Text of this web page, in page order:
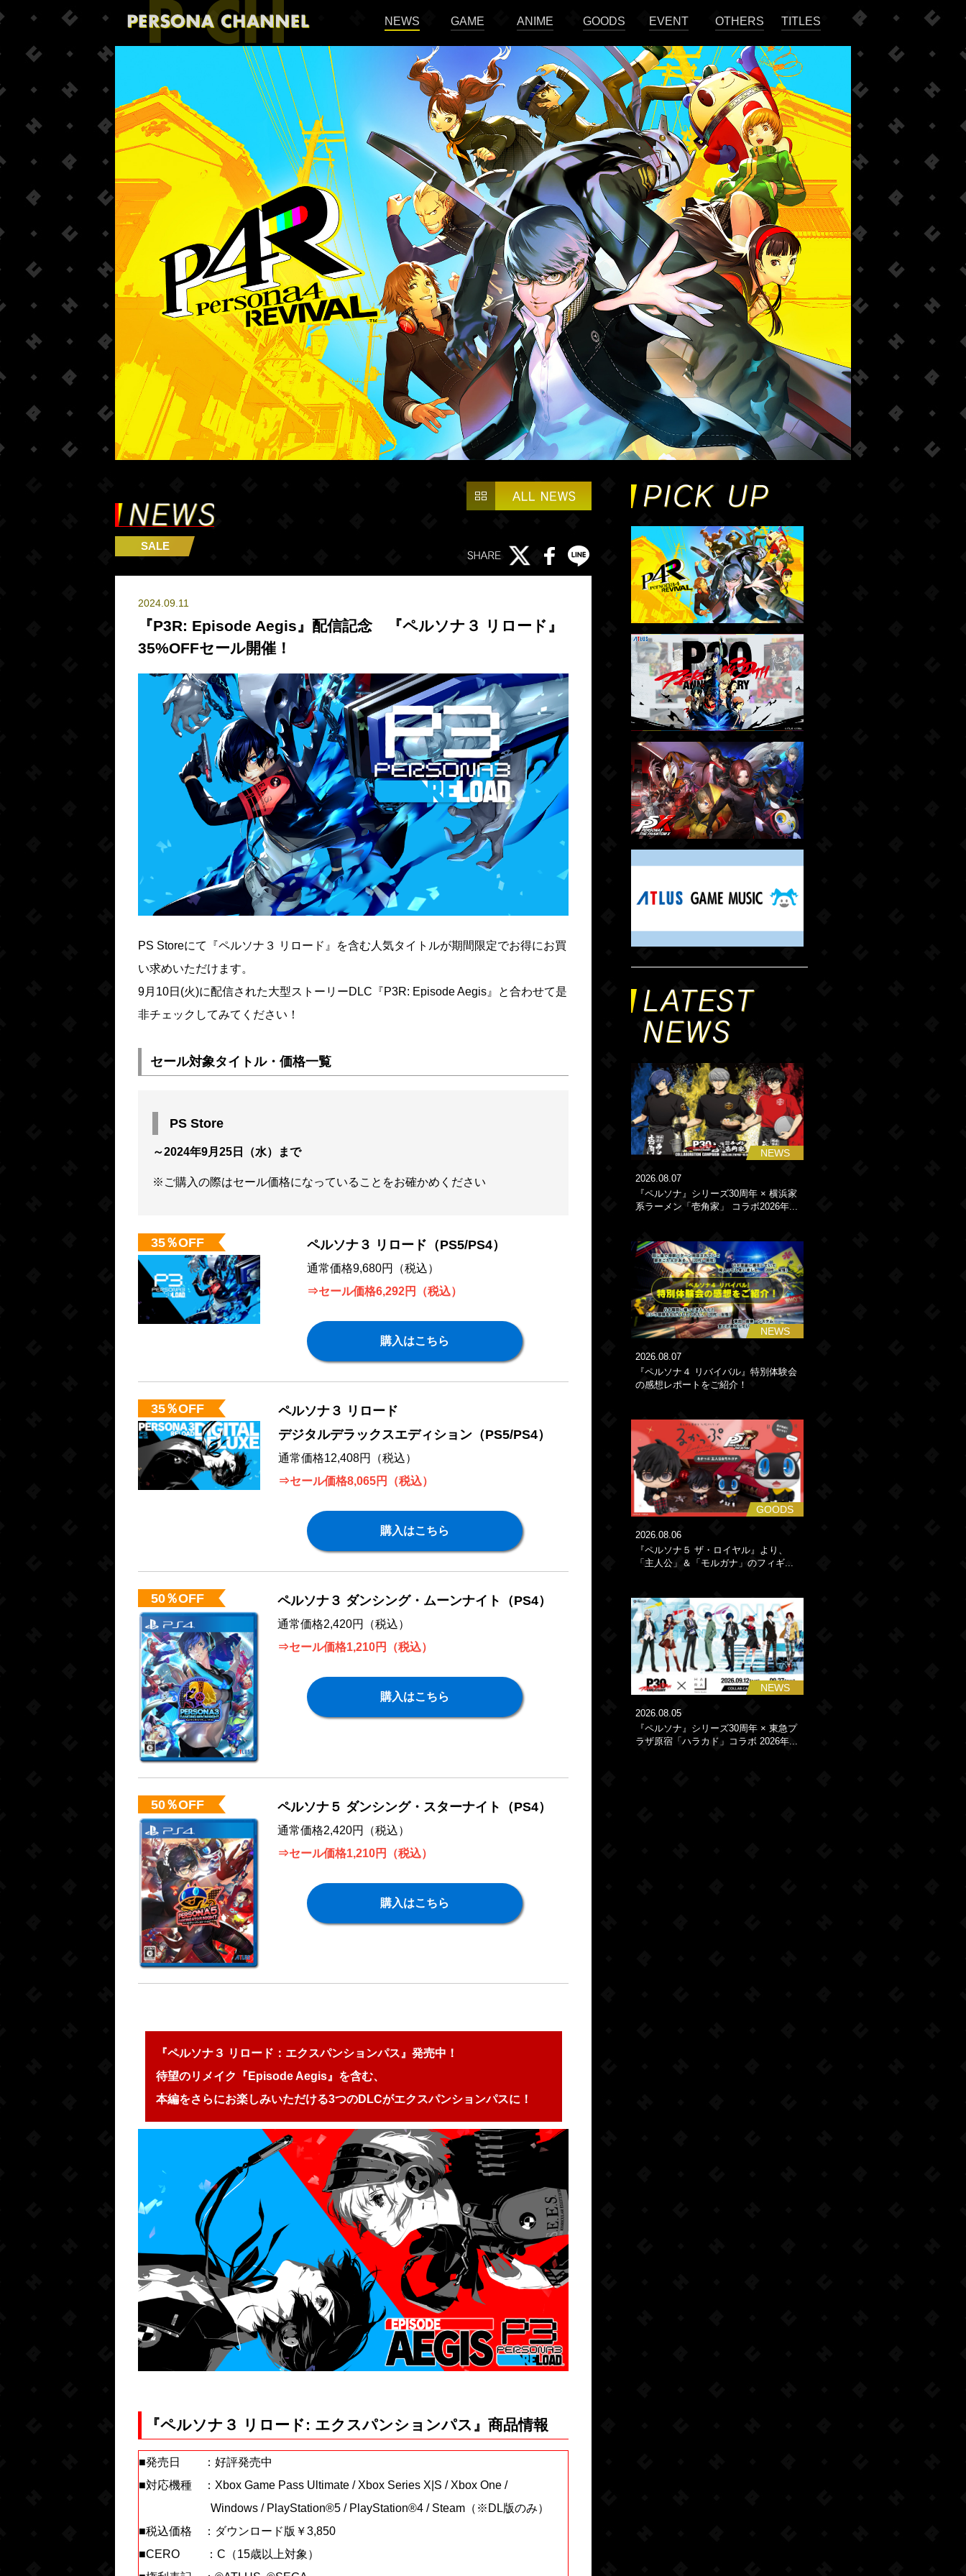
NEWS GAME ANIME GOODS EVENT OTHERS TITLES
SALE
2024.09.11
『P3R: Episode Aegis』配信記念 『ペルソナ３ リロード』
35%OFFセール開催！
PS Storeにて『ペルソナ３ リロード』を含む人気タイトルが期間限定でお得にお買
い求めいただけます。
9月10日(火)に配信された大型ストーリーDLC『P3R: Episode Aegis』と合わせて是
非チェックしてみてください！
セール対象タイトル・価格一覧
PS Store
～2024年9月25日（水）まで
※ご購入の際はセール価格になっていることをお確かめください
35％OFF ペルソナ３ リロード（PS5/PS4）
通常価格9,680円（税込）
⇒セール価格6,292円（税込）
購入はこちら
35％OFF
ペルソナ３ リロード
デジタルデラックスエディション（PS5/PS4）
通常価格12,408円（税込）
⇒セール価格8,065円（税込）
購入はこちら
50％OFF ペルソナ３ ダンシング・ムーンナイト（PS4）
通常価格2,420円（税込）
⇒セール価格1,210円（税込）
購入はこちら
50％OFF ペルソナ５ ダンシング・スターナイト（PS4）
通常価格2,420円（税込）
⇒セール価格1,210円（税込）
購入はこちら
『ペルソナ３ リロード：エクスパンションパス』発売中！
待望のリメイク『Episode Aegis』を含む、
本編をさらにお楽しみいただける3つのDLCがエクスパンションパスに！
『ペルソナ３ リロード: エクスパンションパス』商品情報
■発売日 ：好評発売中
■対応機種 ：Xbox Game Pass Ultimate / Xbox Series X|S / Xbox One /
Windows / PlayStation®5 / PlayStation®4 / Steam（※DL版のみ）
■税込価格 ：ダウンロード版￥3,850
■CERO ：C（15歳以上対象）
NEWS
2026.08.07
『ペルソナ』シリーズ30周年 × 横浜家
系ラーメン「壱角家」 コラボ2026年...
NEWS
2026.08.07
『ペルソナ４ リバイバル』特別体験会
の感想レポートをご紹介！
GOODS
2026.08.06
『ペルソナ５ ザ・ロイヤル』より、
「主人公」＆「モルガナ」のフィギ...
NEWS
2026.08.05
『ペルソナ』シリーズ30周年 × 東急プ
ラザ原宿「ハラカド」コラボ 2026年...